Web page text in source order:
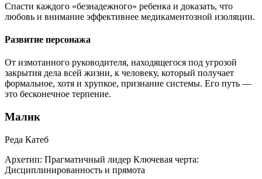
Спасти каждого «безнадежного» ребенка и доказать, что
любовь и внимание эффективнее медикаментозной изоляции.
Развитие персонажа
От измотанного руководителя, находящегося под угрозой
закрытия дела всей жизни, к человеку, который получает
формальное, хотя и хрупкое, признание системы. Его путь —
это бесконечное терпение.
Малик
Реда Катеб
Архетип: Прагматичный лидер Ключевая черта:
Дисциплинированность и прямота